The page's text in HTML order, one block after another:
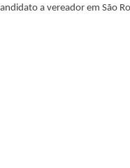
a vereador em São